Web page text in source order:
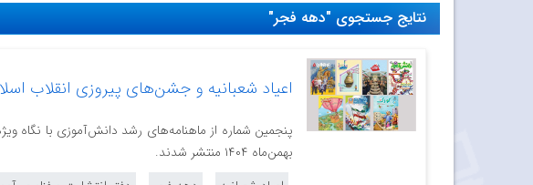
نتایج جستجوی "دهه فجر"
اعیاد شعبانیه و جشن‌های پیروزی انقلاب
پنجمین شماره از ماهنامه‌های رشد دانش‌آموزی با نگاه
بهمن‌‌ماه ۱۴۰۴ منتشر شدند.